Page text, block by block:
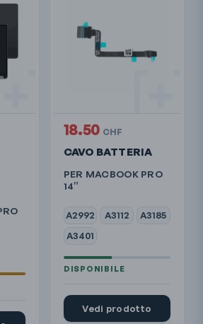
CAVO BATTERIA
PER MACBOOK PRO
14″
A2992 A3112
A3185
A3401
18.50 CHF
Vedi prodotto